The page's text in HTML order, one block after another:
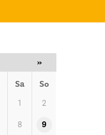
»
Sa So
2
8 9